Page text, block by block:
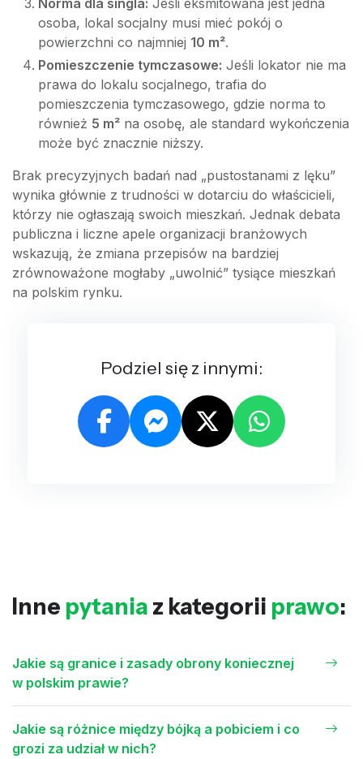
Norma dla singla: Jeśli eksmitowana jest jedna
osoba, lokal socjalny musi mieć pokój o
powierzchni co najmniej 10 m².
Pomieszczenie tymczasowe: Jeśli lokator nie ma
prawa do lokalu socjalnego, trafia do
pomieszczenia tymczasowego, gdzie norma to
również 5 m² na osobę, ale standard wykończenia
może być znacznie niższy.
Brak precyzyjnych badań nad „pustostanami z lęku”
wynika głównie z trudności w dotarciu do właścicieli,
którzy nie ogłaszają swoich mieszkań. Jednak debata
publiczna i liczne apele organizacji branżowych
wskazują, że zmiana przepisów na bardziej
zrównoważone mogłaby „uwolnić” tysiące mieszkań
na polskim rynku.
Podziel się z innymi:
Inne pytania z kategorii prawo:
Jakie są granice i zasady obrony koniecznej
w polskim prawie?
Jakie są różnice między bójką a pobiciem i co
grozi za udział w nich?